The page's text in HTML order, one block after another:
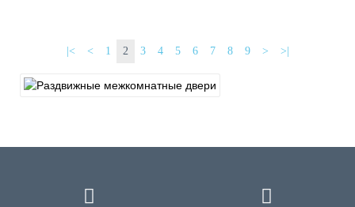
|< < 1 2 3 4 5 6 7 8 9 > >|